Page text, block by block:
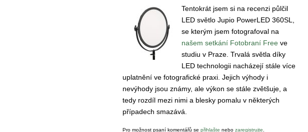
Tentokrát jsem si na recenzi půlčil
LED světlo Jupio PowerLED 360SL,
se kterým jsem fotografoval na
našem setkání Fotobraní Free ve
studiu v Praze. Trvalá světla díky
LED technologii nacházejí stále více
uplatnění ve fotografické praxi. Jejich výhody i
nevýhody jsou známy, ale výkon se stále zvětšuje, a
tedy rozdíl mezi nimi a blesky pomalu v některých
případech smazává.
Pro možnost psaní komentářů se přihlašte nebo zaregistrujte